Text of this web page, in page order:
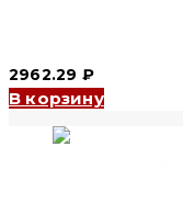
2962.29 ₽
В корзину